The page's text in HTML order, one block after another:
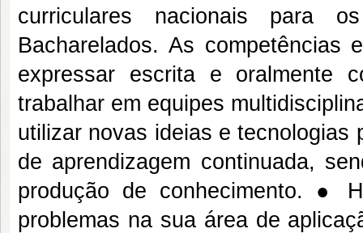
curriculares nacionais para
Bacharelados. As
expressar escrita e oralmente
trabalhar em equipes
utilizar novas ideias e tecnologias
de aprendizagem continuada,
produção de conhecimento. ●
problemas na sua área de